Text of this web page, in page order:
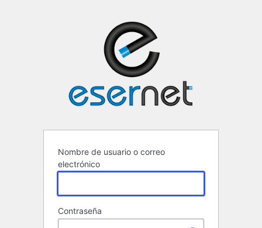
Nombre de usuario o correo
electrónico
Contraseña